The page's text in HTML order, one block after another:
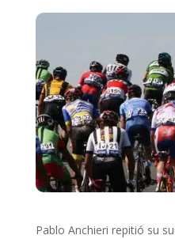
Pablo Anchieri repitió su